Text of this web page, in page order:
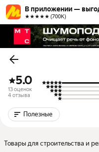
В приложении —
★★★★★ (700К)
5.0
13 оценок
4 отзыва
Полезные
Товары для строительства и